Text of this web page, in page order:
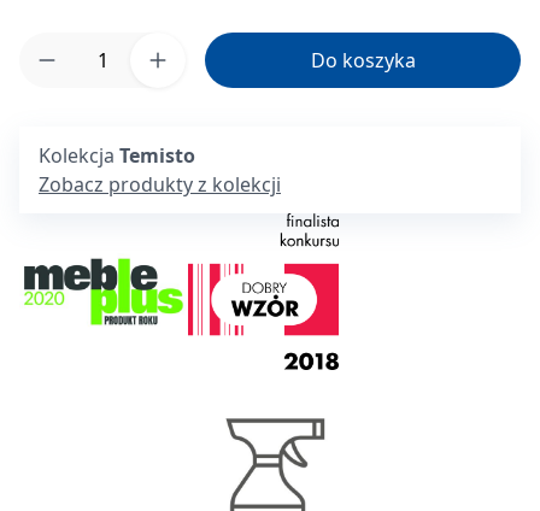
Ilość produktu: Wprowadź żądaną ilość
Do koszyka
Kolekcja Temisto
Zobacz produkty z kolekcji